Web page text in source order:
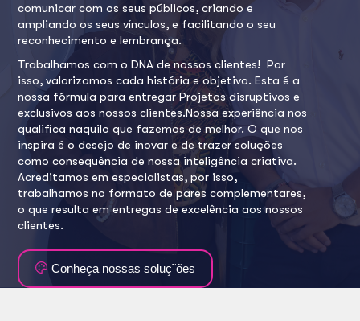
comunicar com os seus públicos, criando e
ampliando os seus vínculos, e facilitando o seu
reconhecimento e lembrança.
Trabalhamos com o DNA de nossos clientes! Por
isso, valorizamos cada história e objetivo. Esta é a
nossa fórmula para entregar Projetos disruptivos e
exclusivos aos nossos clientes.Nossa experiência nos
qualifica naquilo que fazemos de melhor. O que nos
inspira é o desejo de inovar e de trazer soluções
como consequência de nossa inteligência criativa.
Acreditamos em especialistas, por isso,
trabalhamos no formato de pares complementares,
o que resulta em entregas de excelência aos nossos
clientes.
Conheça nossas soluç˜ões